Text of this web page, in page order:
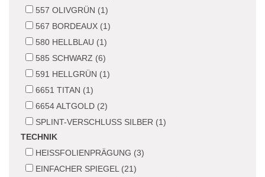
557 OLIVGRÜN (1)
567 BORDEAUX (1)
580 HELLBLAU (1)
585 SCHWARZ (6)
591 HELLGRÜN (1)
6651 TITAN (1)
6654 ALTGOLD (2)
SPLINT-VERSCHLUSS SILBER (1)
TECHNIK
HEISSFOLIENPRÄGUNG (3)
EINFACHER SPIEGEL (21)